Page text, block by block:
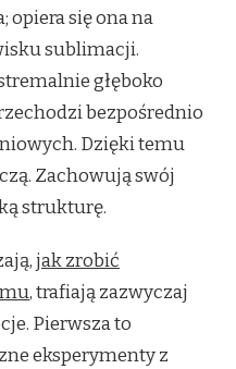
opiera się ona na
sublimacji.
głęboko
bezpośrednio
Dzięki temu
Zachowują swój
strukturę.
jak zrobić
, trafiają zazwyczaj
Pierwsza to
eksperymenty z